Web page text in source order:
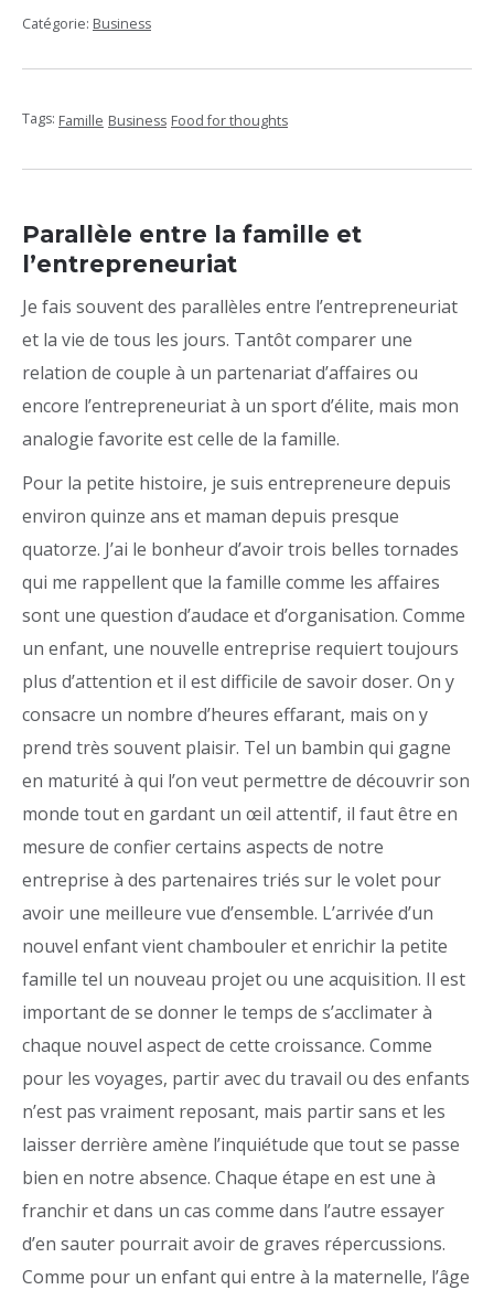
Catégorie: Business
Tags: Famille Business Food for thoughts
Parallèle entre la famille et
l’entrepreneuriat
Je fais souvent des parallèles entre l’entrepreneuriat
et la vie de tous les jours. Tantôt comparer une
relation de couple à un partenariat d’affaires ou
encore l’entrepreneuriat à un sport d’élite, mais mon
analogie favorite est celle de la famille.
Pour la petite histoire, je suis entrepreneure depuis
environ quinze ans et maman depuis presque
quatorze. J’ai le bonheur d’avoir trois belles tornades
qui me rappellent que la famille comme les affaires
sont une question d’audace et d’organisation. Comme
un enfant, une nouvelle entreprise requiert toujours
plus d’attention et il est difficile de savoir doser. On y
consacre un nombre d’heures effarant, mais on y
prend très souvent plaisir. Tel un bambin qui gagne
en maturité à qui l’on veut permettre de découvrir son
monde tout en gardant un œil attentif, il faut être en
mesure de confier certains aspects de notre
entreprise à des partenaires triés sur le volet pour
avoir une meilleure vue d’ensemble. L’arrivée d’un
nouvel enfant vient chambouler et enrichir la petite
famille tel un nouveau projet ou une acquisition. Il est
important de se donner le temps de s’acclimater à
chaque nouvel aspect de cette croissance. Comme
pour les voyages, partir avec du travail ou des enfants
n’est pas vraiment reposant, mais partir sans et les
laisser derrière amène l’inquiétude que tout se passe
bien en notre absence. Chaque étape en est une à
franchir et dans un cas comme dans l’autre essayer
d’en sauter pourrait avoir de graves répercussions.
Comme pour un enfant qui entre à la maternelle, l’âge